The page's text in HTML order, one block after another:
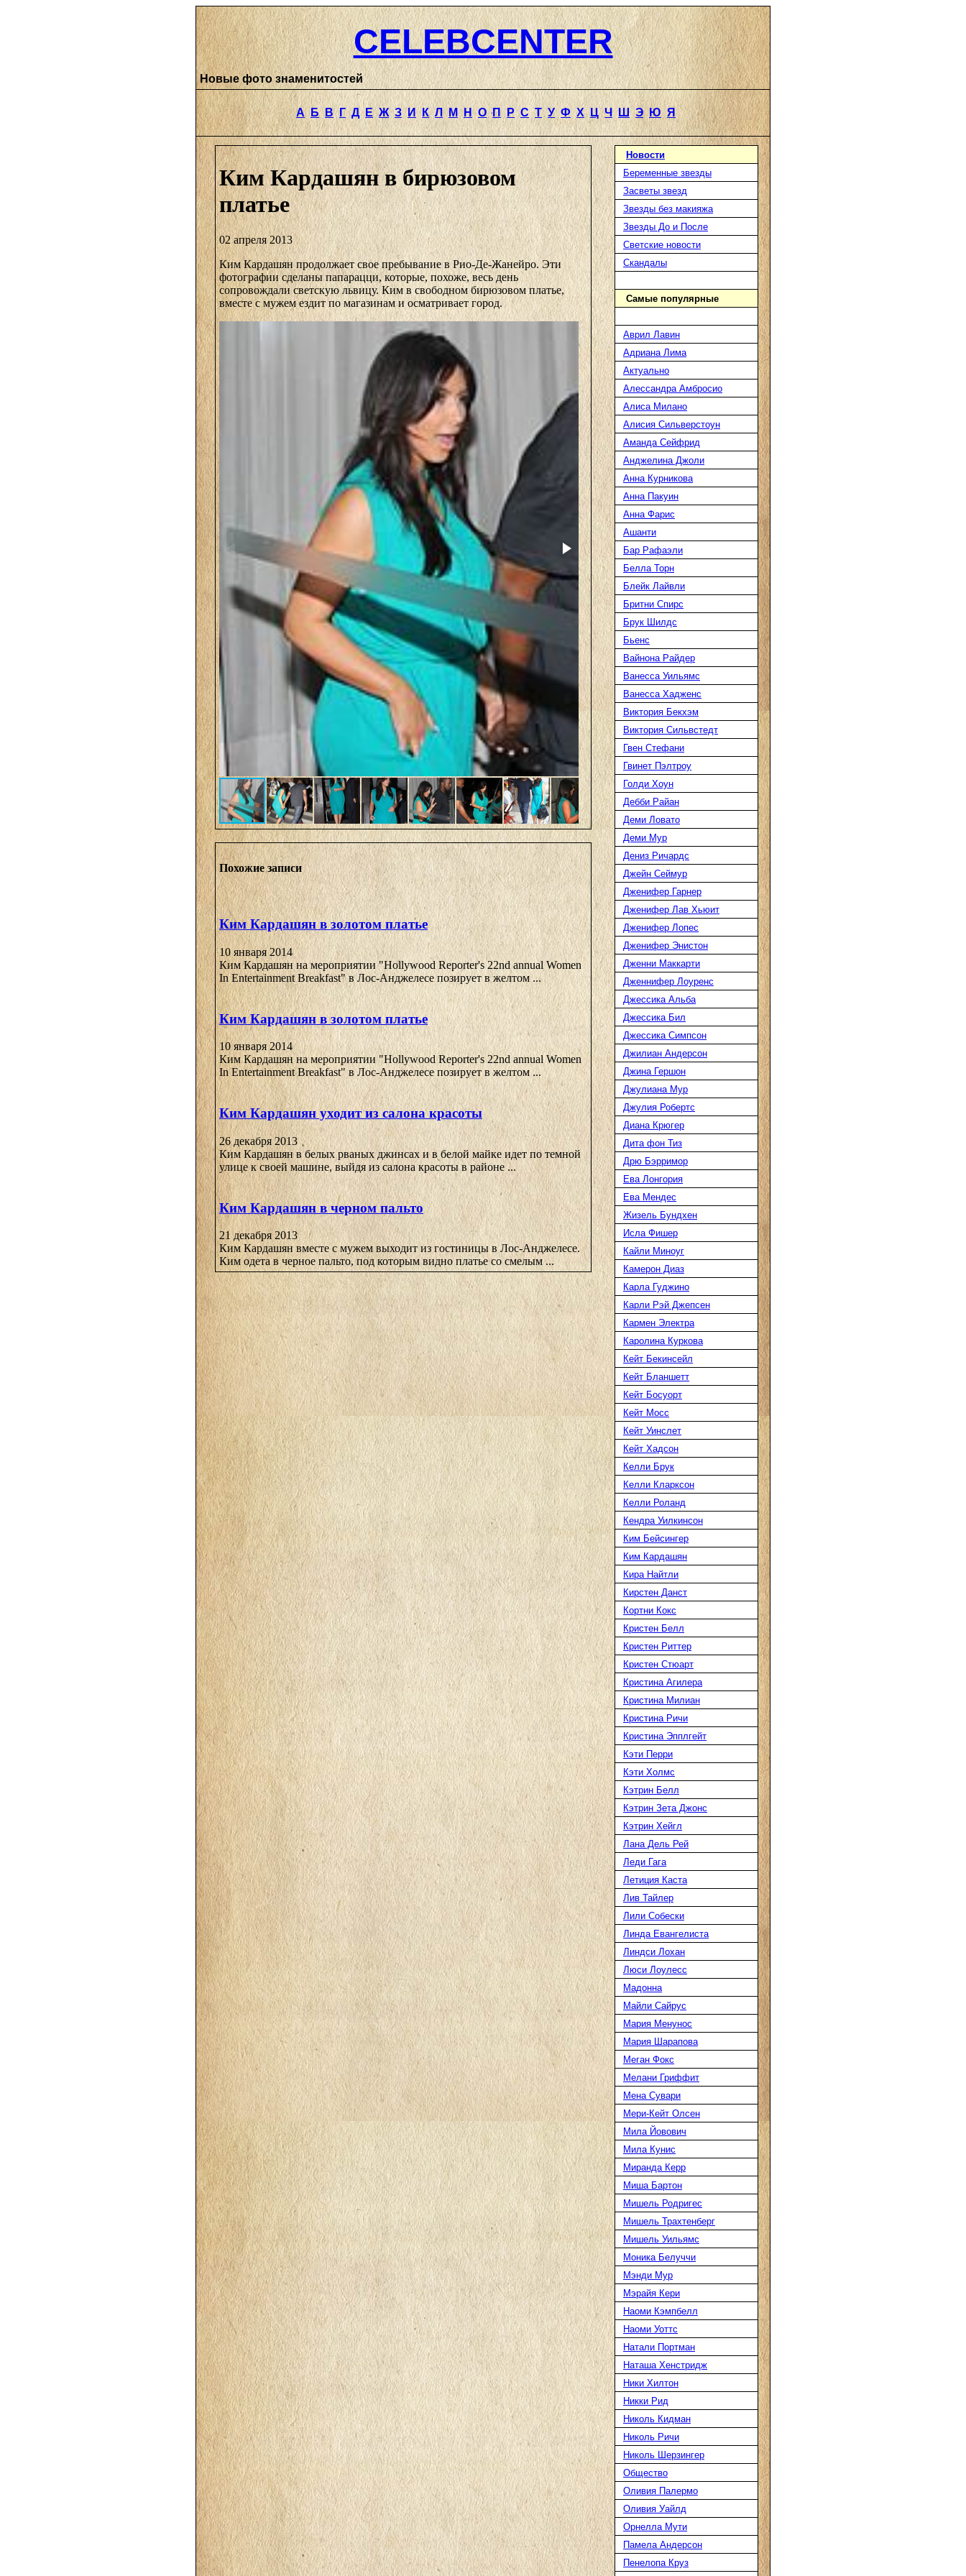
CELEBCENTER
Новые фото знаменитостей
А Б В Г Д Е Ж З И К Л М Н О П Р С Т У Ф Х Ц Ч Ш Э Ю Я
Ким Кардашян в бирюзовом
платье
02 апреля 2013
Ким Кардашян продолжает свое пребывание в Рио-Де-Жанейро. Эти
фотографии сделаны папарацци, которые, похоже, весь день
сопровождали светскую львицу. Ким в свободном бирюзовом платье,
вместе с мужем ездит по магазинам и осматривает город.
Похожие записи
Ким Кардашян в золотом платье
10 января 2014
Ким Кардашян на мероприятии "Hollywood Reporter's 22nd annual Women
In Entertainment Breakfast" в Лос-Анджелесе позирует в желтом ...
Ким Кардашян в золотом платье
10 января 2014
Ким Кардашян на мероприятии "Hollywood Reporter's 22nd annual Women
In Entertainment Breakfast" в Лос-Анджелесе позирует в желтом ...
Ким Кардашян уходит из салона красоты
26 декабря 2013
Ким Кардашян в белых рваных джинсах и в белой майке идет по темной
улице к своей машине, выйдя из салона красоты в районе ...
Ким Кардашян в черном пальто
21 декабря 2013
Ким Кардашян вместе с мужем выходит из гостиницы в Лос-Анджелесе.
Ким одета в черное пальто, под которым видно платье со смелым ...
Новости
Беременные звезды
Засветы звезд
Звезды без макияжа
Звезды До и После
Светские новости
Скандалы
Самые популярные
Аврил Лавин
Адриана Лима
Актуально
Алессандра Амбросио
Алиса Милано
Алисия Сильверстоун
Аманда Сейфрид
Анджелина Джоли
Анна Курникова
Анна Пакуин
Анна Фарис
Ашанти
Бар Рафаэли
Белла Торн
Блейк Лайвли
Бритни Спирс
Брук Шилдс
Бьенс
Вайнона Райдер
Ванесса Уильямс
Ванесса Хадженс
Виктория Бекхэм
Виктория Сильвстедт
Гвен Стефани
Гвинет Пэлтроу
Голди Хоун
Дебби Райан
Деми Ловато
Деми Мур
Дениз Ричардс
Джейн Сеймур
Дженифер Гарнер
Дженифер Лав Хьюит
Дженифер Лопес
Дженифер Энистон
Дженни Маккарти
Дженнифер Лоуренс
Джессика Альба
Джессика Бил
Джессика Симпсон
Джилиан Андерсон
Джина Гершон
Джулиана Мур
Джулия Робертс
Диана Крюгер
Дита фон Тиз
Дрю Бэрримор
Ева Лонгория
Ева Мендес
Жизель Бундхен
Исла Фишер
Кайли Миноуг
Камерон Диаз
Карла Гуджино
Карли Рэй Джепсен
Кармен Электра
Каролина Куркова
Кейт Бекинсейл
Кейт Бланшетт
Кейт Босуорт
Кейт Мосс
Кейт Уинслет
Кейт Хадсон
Келли Брук
Келли Кларксон
Келли Роланд
Кендра Уилкинсон
Ким Бейсингер
Ким Кардашян
Кира Найтли
Кирстен Данст
Кортни Кокс
Кристен Белл
Кристен Риттер
Кристен Стюарт
Кристина Агилера
Кристина Милиан
Кристина Ричи
Кристина Эпплгейт
Кэти Перри
Кэти Холмс
Кэтрин Белл
Кэтрин Зета Джонс
Кэтрин Хейгл
Лана Дель Рей
Леди Гага
Летиция Каста
Лив Тайлер
Лили Собески
Линда Евангелиста
Линдси Лохан
Люси Лоулесс
Мадонна
Майли Сайрус
Мария Менунос
Мария Шарапова
Меган Фокс
Мелани Гриффит
Мена Сувари
Мери-Кейт Олсен
Мила Йовович
Мила Кунис
Миранда Керр
Миша Бартон
Мишель Родригес
Мишель Трахтенберг
Мишель Уильямс
Моника Белуччи
Мэнди Мур
Мэрайя Кери
Наоми Кэмпбелл
Наоми Уоттс
Натали Портман
Наташа Хенстридж
Ники Хилтон
Никки Рид
Николь Кидман
Николь Ричи
Николь Шерзингер
Общество
Оливия Палермо
Оливия Уайлд
Орнелла Мути
Памела Андерсон
Пенелопа Круз